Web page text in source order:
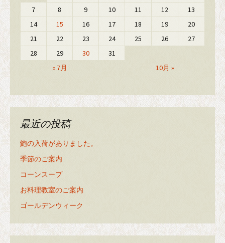
« 7月 10月 »
7
8 9 10 11 12
13
14
15 16 17 18 19
20
21
22 23 24 25 26
27
28
29 30 31
最近の投稿
鮑の入荷がありました。
季節のご案内
コーンスープ
お料理教室のご案内
ゴールデンウィーク